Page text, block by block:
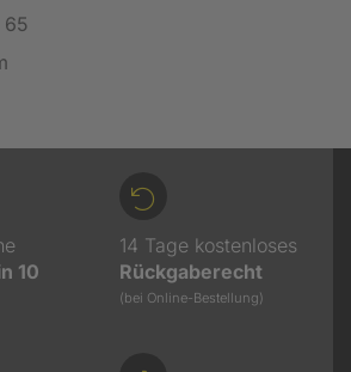
65
10
14 Tage kostenloses
Rückgaberecht
(bei Online-Bestellung)